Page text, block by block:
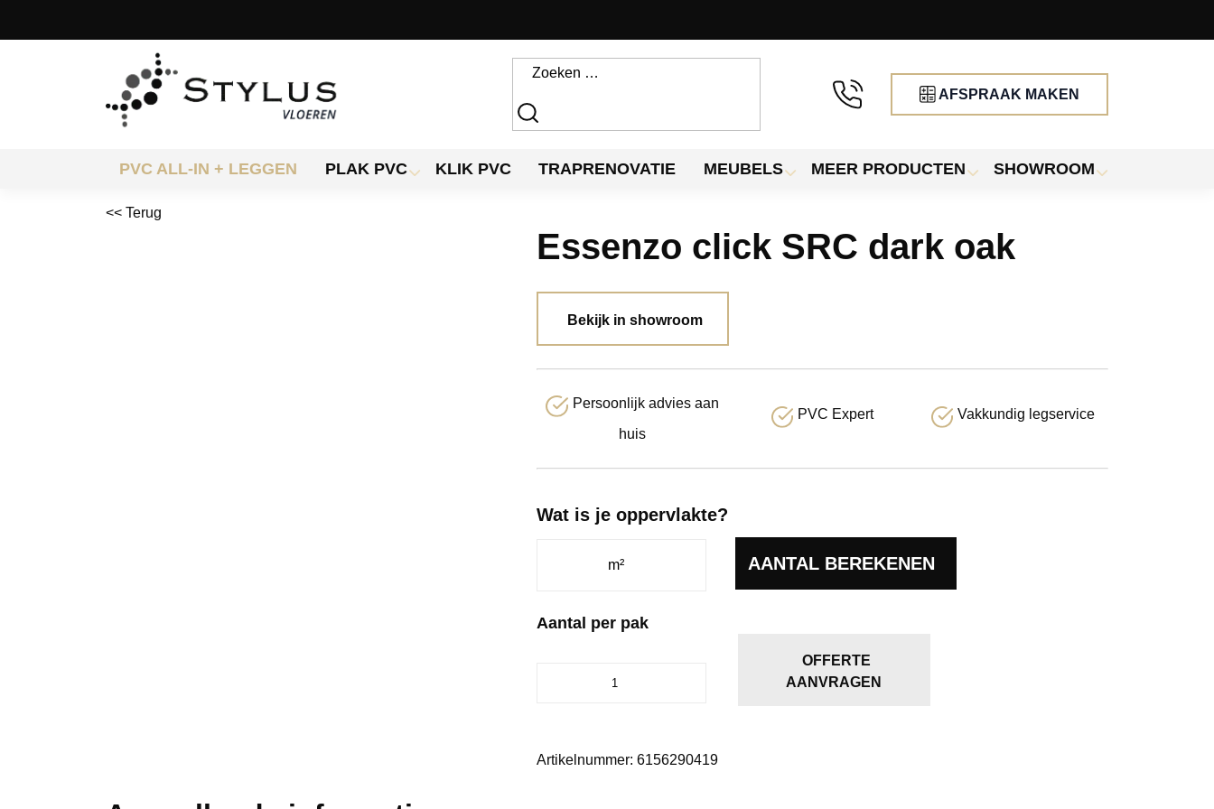
AFSPRAAK MAKEN
PVC ALL-IN + LEGGEN PLAK PVC KLIK PVC TRAPRENOVATIE MEUBELS MEER PRODUCTEN SHOWROOM
<< Terug
Essenzo click SRC dark oak
Bekijk in showroom
Persoonlijk advies aan
huis
PVC Expert Vakkundig legservice
Wat is je oppervlakte?
AANTAL BEREKENEN
Aantal per pak
oak
OFFERTE
AANVRAGEN
Artikelnummer:6156290419